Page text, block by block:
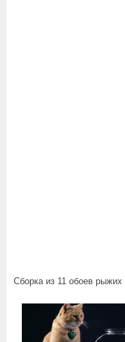
Сборка из 11 обоев